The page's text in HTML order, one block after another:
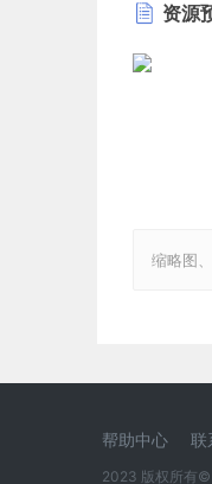
教学难
【教学过
相互的
(2).学生
①.教师
资源
缩略图
帮助中心 联
2023 版权所有©